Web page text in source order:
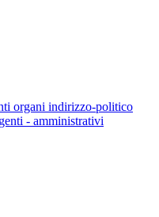
organi indirizzo-politico
- amministrativi